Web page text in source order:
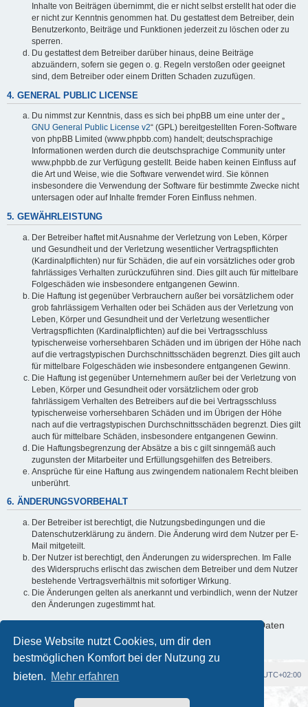
Diese Website nutzt Cookies, um dir den
bestmöglichen Komfort bei der Nutzung zu
bieten. Mehr erfahren
Inhalte von Beiträgen übernimmt, die er nicht selbst erstellt hat oder die
er nicht zur Kenntnis genommen hat. Du gestattest dem Betreiber, dein
Benutzerkonto, Beiträge und Funktionen jederzeit zu löschen oder zu
sperren.
Du gestattest dem Betreiber darüber hinaus, deine Beiträge
abzuändern, sofern sie gegen o. g. Regeln verstoßen oder geeignet
sind, dem Betreiber oder einem Dritten Schaden zuzufügen.
4. GENERAL PUBLIC LICENSE
Du nimmst zur Kenntnis, dass es sich bei phpBB um eine unter der „
GNU General Public License v2“ (GPL) bereitgestellten Foren-Software
von phpBB Limited (www.phpbb.com) handelt; deutschsprachige
Informationen werden durch die deutschsprachige Community unter
www.phpbb.de zur Verfügung gestellt. Beide haben keinen Einfluss auf
die Art und Weise, wie die Software verwendet wird. Sie können
insbesondere die Verwendung der Software für bestimmte Zwecke nicht
untersagen oder auf Inhalte fremder Foren Einfluss nehmen.
5. GEWÄHRLEISTUNG
Der Betreiber haftet mit Ausnahme der Verletzung von Leben, Körper
und Gesundheit und der Verletzung wesentlicher Vertragspflichten
(Kardinalpflichten) nur für Schäden, die auf ein vorsätzliches oder grob
fahrlässiges Verhalten zurückzuführen sind. Dies gilt auch für mittelbare
Folgeschäden wie insbesondere entgangenen Gewinn.
Die Haftung ist gegenüber Verbrauchern außer bei vorsätzlichem oder
grob fahrlässigem Verhalten oder bei Schäden aus der Verletzung von
Leben, Körper und Gesundheit und der Verletzung wesentlicher
Vertragspflichten (Kardinalpflichten) auf die bei Vertragsschluss
typischerweise vorhersehbaren Schäden und im übrigen der Höhe nach
auf die vertragstypischen Durchschnittsschäden begrenzt. Dies gilt auch
für mittelbare Folgeschäden wie insbesondere entgangenen Gewinn.
Die Haftung ist gegenüber Unternehmern außer bei der Verletzung von
Leben, Körper und Gesundheit oder vorsätzlichem oder grob
fahrlässigem Verhalten des Betreibers auf die bei Vertragsschluss
typischerweise vorhersehbaren Schäden und im Übrigen der Höhe
nach auf die vertragstypischen Durchschnittsschäden begrenzt. Dies gilt
auch für mittelbare Schäden, insbesondere entgangenen Gewinn.
Die Haftungsbegrenzung der Absätze a bis c gilt sinngemäß auch
zugunsten der Mitarbeiter und Erfüllungsgehilfen des Betreibers.
Ansprüche für eine Haftung aus zwingendem nationalem Recht bleiben
unberührt.
6. ÄNDERUNGSVORBEHALT
Der Betreiber ist berechtigt, die Nutzungsbedingungen und die
Datenschutzerklärung zu ändern. Die Änderung wird dem Nutzer per E-
Mail mitgeteilt.
Der Nutzer ist berechtigt, den Änderungen zu widersprechen. Im Falle
des Widerspruchs erlischt das zwischen dem Betreiber und dem Nutzer
bestehende Vertragsverhältnis mit sofortiger Wirkung.
Die Änderungen gelten als anerkannt und verbindlich, wenn der Nutzer
den Änderungen zugestimmt hat.
Informationen über den Umgang mit deinen persönlichen Daten
sind in der Datenschutzerklärung enthalten.
Foren-Übersicht UTC+02:00
Powered byphpBB® Forum Software © phpBB Limited